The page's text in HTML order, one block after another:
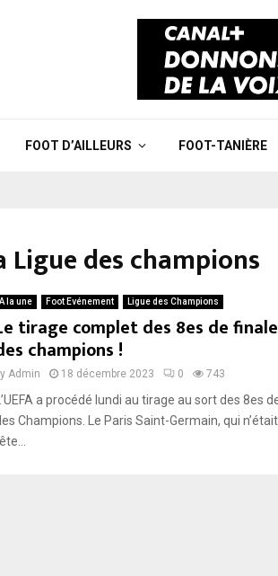
FOOT D’AILLEURS FOOT-TANIÈRE
Ligue des champions
A la une Foot Evénement Ligue des Champions
tirage complet des 8es de
champions !
Admin 18 décembre 2023 0 743
a procédé lundi au tirage au sort des 8es
Champions. Le Paris Saint-Germain, qui